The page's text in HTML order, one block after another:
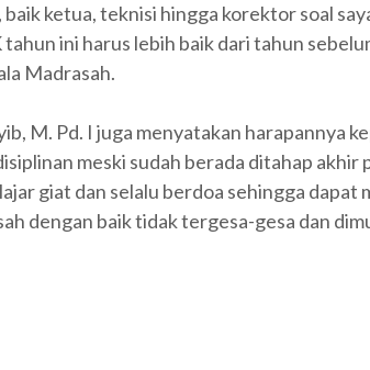
baik ketua, teknisi hingga korektor soal
ini harus lebih baik dari tahun
Madrasah.
M. Pd. I juga menyatakan harapannya
meski sudah berada ditahap
giat dan selalu berdoa sehingga dapat
dengan baik tidak tergesa-gesa dan